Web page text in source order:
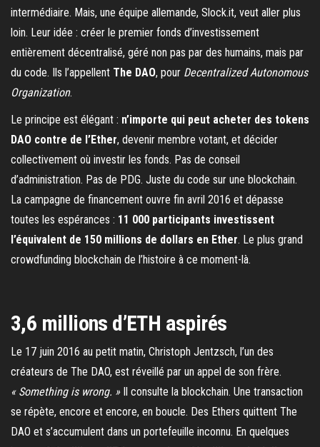
intermédiaire. Mais, une équipe allemande, Slock.it, veut aller plus
loin. Leur idée : créer le premier fonds d’investissement
entièrement décentralisé, géré non pas par des humains, mais par
du code. Ils l’appellent The DAO, pour Decentralized Autonomous
Organization.
Le principe est élégant : n’importe qui peut acheter des tokens
DAO contre de l’Ether, devenir membre votant, et décider
collectivement où investir les fonds. Pas de conseil
d’administration. Pas de PDG. Juste du code sur une blockchain.
La campagne de financement ouvre fin avril 2016 et dépasse
toutes les espérances : 11 000 participants investissent
l’équivalent de 150 millions de dollars en Ether. Le plus grand
crowdfunding blockchain de l’histoire à ce moment-là.
3,6 millions d’ETH aspirés
Le 17 juin 2016 au petit matin, Christoph Jentzsch, l’un des
créateurs de The DAO, est réveillé par un appel de son frère.
« Something is wrong. »Il consulte la blockchain. Une transaction
se répète, encore et encore, en boucle. Des Ethers quittent The
DAO et s’accumulent dans un portefeuille inconnu. En quelques